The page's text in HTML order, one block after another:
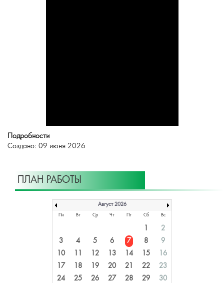
Подробности
Создано: 09 июня 2026
ПЛАН РАБОТЫ
Август 2026
Пн Вт Ср Чт Пт Сб Вс
1
2
3
4 5 6 7 8
9
10
11 12 13 14 15
16
17
18 19 20 21 22
23
24
25 26 27 28 29
30